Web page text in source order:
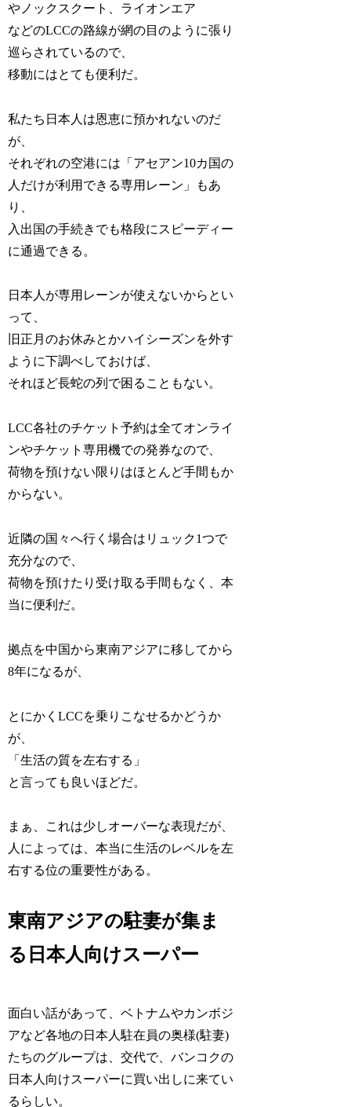
やノックスクート、ライオンエア
などのLCCの路線が網の目のように張り
巡らされているので、
移動にはとても便利だ。
私たち日本人は恩恵に預かれないのだ
が、
それぞれの空港には「アセアン10カ国の
人だけが利用できる専用レーン」もあ
り、
入出国の手続きでも格段にスピーディー
に通過できる。
日本人が専用レーンが使えないからとい
って、
旧正月のお休みとかハイシーズンを外す
ように下調べしておけば、
それほど長蛇の列で困ることもない。
LCC各社のチケット予約は全てオンライ
ンやチケット専用機での発券なので、
荷物を預けない限りはほとんど手間もか
からない。
近隣の国々へ行く場合はリュック1つで
充分なので、
荷物を預けたり受け取る手間もなく、本
当に便利だ。
拠点を中国から東南アジアに移してから
8年になるが、
とにかくLCCを乗りこなせるかどうか
が、
「生活の質を左右する」
と言っても良いほどだ。
まぁ、これは少しオーバーな表現だが、
人によっては、本当に生活のレベルを左
右する位の重要性がある。
東南アジアの駐妻が集ま
る日本人向けスーパー
面白い話があって、ベトナムやカンボジ
アなど各地の日本人駐在員の奥様(駐妻)
たちのグループは、交代で、バンコクの
日本人向けスーパーに買い出しに来てい
るらしい。